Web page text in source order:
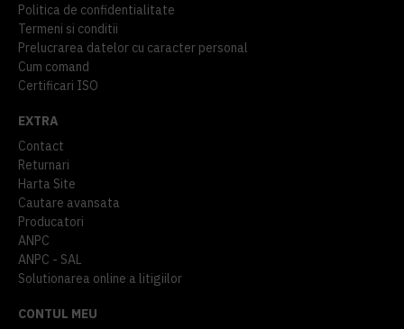
Politica de confidentialitate
Termeni si conditii
Prelucrarea datelor cu caracter personal
Cum comand
Certificari ISO
EXTRA
Contact
Returnari
Harta Site
Cautare avansata
Producatori
ANPC
ANPC - SAL
Solutionarea online a litigiilor
CONTUL MEU